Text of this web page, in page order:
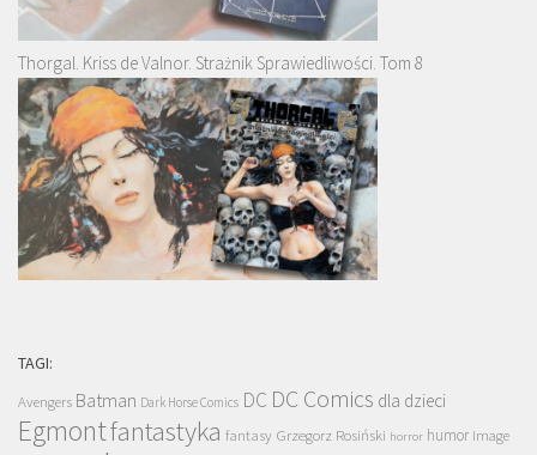
Thorgal. Kriss de Valnor. Strażnik Sprawiedliwości. Tom 8
TAGI:
Avengers Batman Dark Horse Comics DC DC Comics dla dzieci
Egmontfantastyka fantasy Grzegorz Rosiński horror humor Image